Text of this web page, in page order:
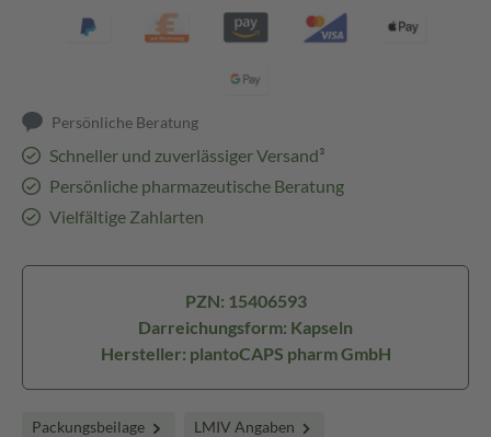
Persönliche Beratung
Schneller und zuverlässiger Versand³
Persönliche pharmazeutische Beratung
Vielfältige Zahlarten
PZN: 15406593
Darreichungsform: Kapseln
Hersteller: plantoCAPS pharm GmbH
Packungsbeilage LMIV Angaben